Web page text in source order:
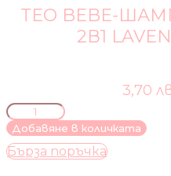
TEO BEBE-
2В1
3,70
количество
за
TEO
BEBE-
Добавяне в количката
Бърза поръчка